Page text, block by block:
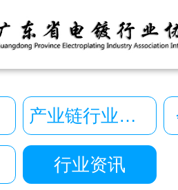
产业链行业动态
行业资讯
东省电镀行业协会. All
10222390号
一键导航
Right Reserved 广东省电